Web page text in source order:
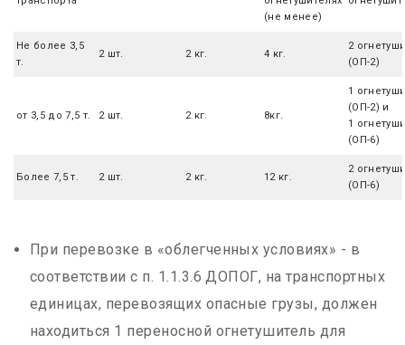
(не менее)
Не более 3,5
т.
2 шт. 2 кг. 4 кг.
2
(ОП-2)
от 3,5 до 7,5 т. 2 шт. 2 кг. 8кг.
1
(ОП-2) и
1
(ОП-6)
Более 7,5 т. 2 шт. 2 кг. 12 кг.
2
(ОП-6)
При перевозке в «облегченных условиях» - в
соответствии с п. 1.1.3.6 ДОПОГ, на транспортных
единицах, перевозящих опасные грузы, должен
находиться 1 переносной огнетушитель для